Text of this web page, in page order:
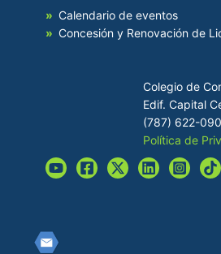
Calendario de eventos
Concesión y Renovación de
Colegio de
Edif. Capital
(787) 622-
Política de